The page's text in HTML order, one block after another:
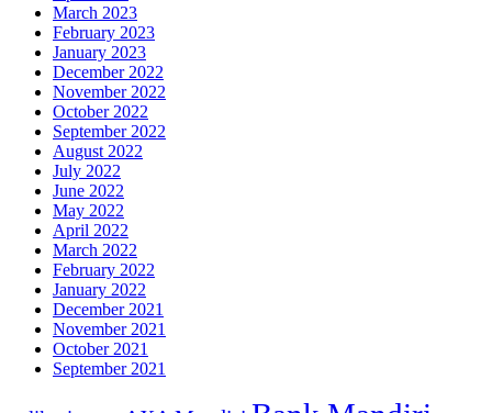
March 2023
February 2023
January 2023
December 2022
November 2022
October 2022
September 2022
August 2022
July 2022
June 2022
May 2022
April 2022
March 2022
February 2022
January 2022
December 2021
November 2021
October 2021
September 2021